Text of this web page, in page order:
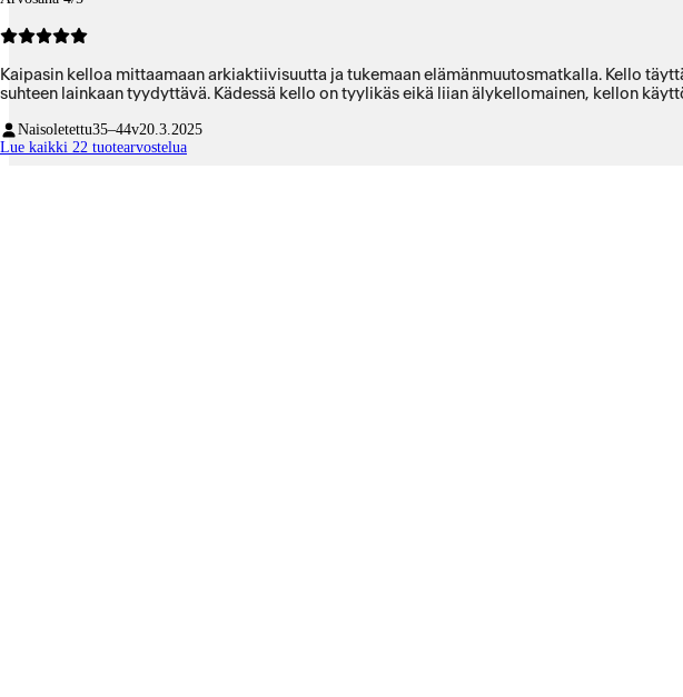
Kaipasin kelloa mittaamaan arkiaktiivisuutta ja tukemaan elämänmuutosmatkalla. Kello
suhteen lainkaan tyydyttävä. Kädessä kello on tyylikäs eikä liian älykellomainen, kellon
Naisoletettu35–44v20.3.2025
Lue kaikki 22 tuotearvostelua